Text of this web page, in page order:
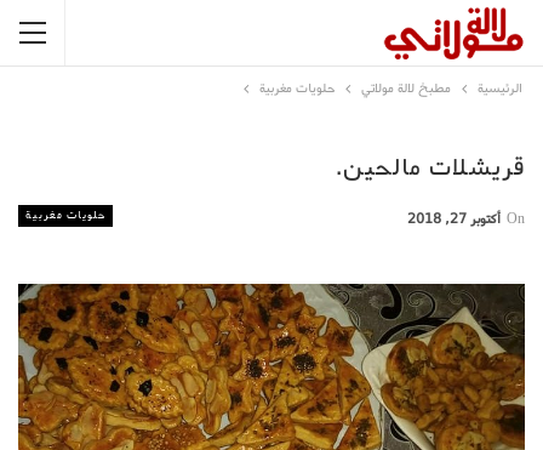
الرئيسية مطبخ لالة مولاتي حلويات مغربية
قريشلات مالحين.
حلويات مغربية On أكتوبر 27, 2018